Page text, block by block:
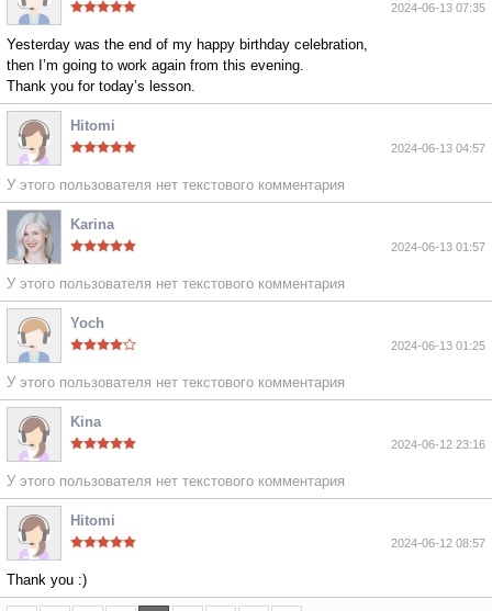
2024-06-13 07:35
Yesterday was the end of my happy birthday celebration,
then I’m going to work again from this evening.
Thank you for today’s lesson.
Hitomi
2024-06-13 04:57
У этого пользователя нет текстового комментария
Karina
2024-06-13 01:57
У этого пользователя нет текстового комментария
Yoch
2024-06-13 01:25
У этого пользователя нет текстового комментария
Kina
2024-06-12 23:16
У этого пользователя нет текстового комментария
Hitomi
2024-06-12 08:57
Thank you :)